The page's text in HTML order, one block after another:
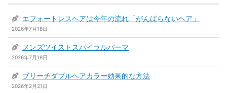
エフォートレスヘアは今年の流れ「がんばらないヘア」
2026年7月18日
メンズツイストスパイラルパーマ
2026年7月18日
ブリーチダブルヘアカラー効果的な方法
2026年2月21日